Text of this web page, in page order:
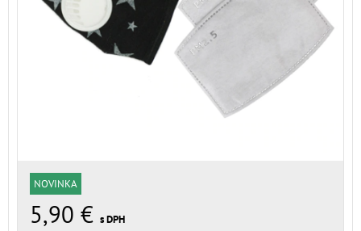
NOVINKA
5,90 € s DPH